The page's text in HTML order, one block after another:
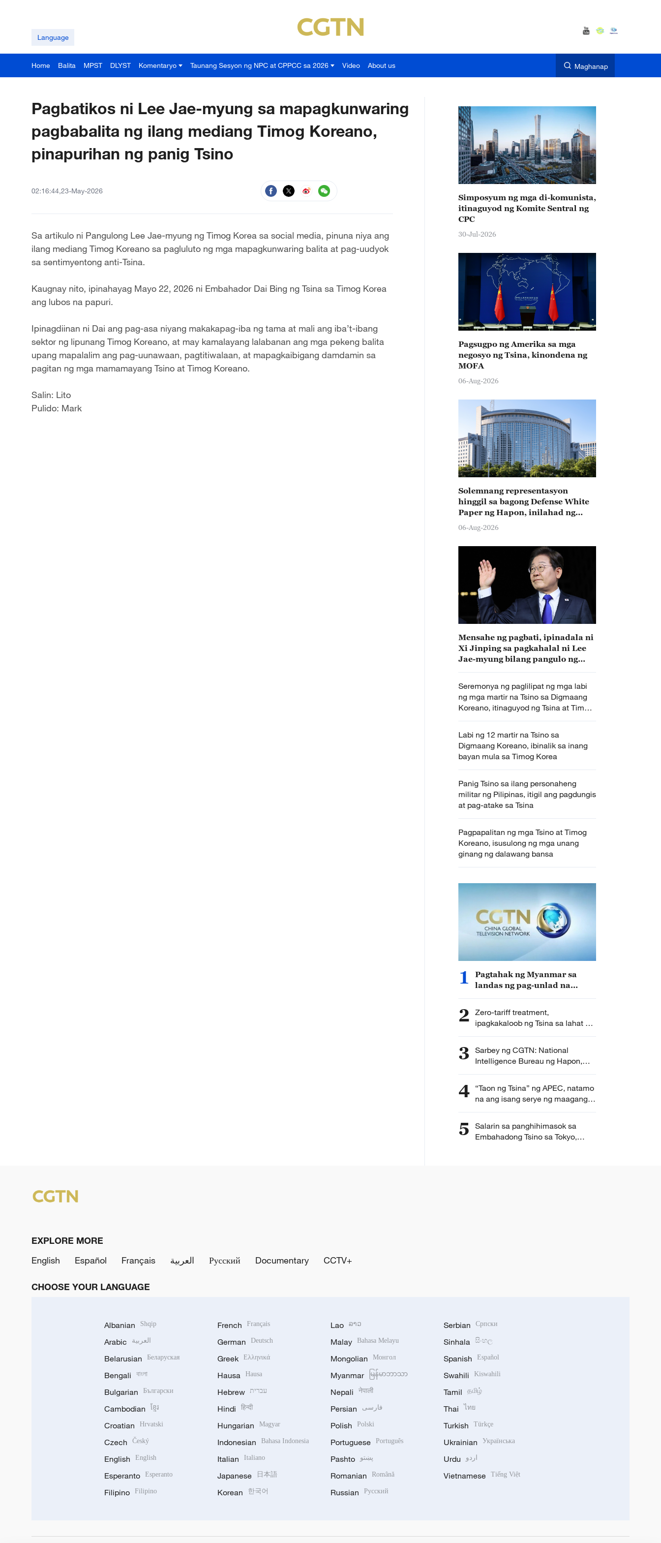
Language
Home Balita MPST DLYST Komentaryo Taunang Sesyon ng NPC at CPPCC sa 2026 Video About us Maghanap
Pagbatikos ni Lee Jae-myung sa mapagkunwaring
pagbabalita ng ilang mediang Timog Koreano,
pinapurihan ng panig Tsino
02:16:44,23-May-2026
Sa artikulo ni Pangulong Lee Jae-myung ng Timog Korea sa social media, pinuna niya ang
ilang mediang Timog Koreano sa pagluluto ng mga mapagkunwaring balita at pag-uudyok
sa sentimyentong anti-Tsina.
Kaugnay nito, ipinahayag Mayo 22, 2026 ni Embahador Dai Bing ng Tsina sa Timog Korea
ang lubos na papuri.
Ipinagdiinan ni Dai ang pag-asa niyang makakapag-iba ng tama at mali ang iba’t-ibang
sektor ng lipunang Timog Koreano, at may kamalayang lalabanan ang mga pekeng balita
upang mapalalim ang pag-uunawaan, pagtitiwalaan, at mapagkaibigang damdamin sa
pagitan ng mga mamamayang Tsino at Timog Koreano.
Salin: Lito
Pulido: Mark
Simposyum ng mga di-komunista,
itinaguyod ng Komite Sentral ng
CPC
30-Jul-2026
Pagsugpo ng Amerika sa mga
negosyo ng Tsina, kinondena ng
MOFA
06-Aug-2026
Solemnang representasyon
hinggil sa bagong Defense White
Paper ng Hapon, inilahad ng
Tsina
06-Aug-2026
Mensahe ng pagbati, ipinadala ni
Xi Jinping sa pagkahalal ni Lee
Jae-myung bilang pangulo ng
Seremonya ng paglilipat ng mga labi
ng mga martir na Tsino sa Digmaang
Koreano, itinaguyod ng Tsina at Timog
Korea
Labi ng 12 martir na Tsino sa
Digmaang Koreano, ibinalik sa inang
bayan mula sa Timog Korea
Panig Tsino sa ilang personaheng
militar ng Pilipinas, itigil ang pagdungis
at pag-atake sa Tsina
Pagpapalitan ng mga Tsino at Timog
Koreano, isusulong ng mga unang
ginang ng dalawang bansa
1
Pagtahak ng Myanmar sa
landas ng pag-unlad na
2 Zero-tariff treatment,
ipagkakaloob ng Tsina sa lahat ng
bansang Aprikano na may
3 Sarbey ng CGTN: National
Intelligence Bureau ng Hapon,
naitatag; institusyonalisasyon ng
4 “Taon ng Tsina” ng APEC, natamo
na ang isang serye ng maagang
pag-ani— MOFA
5
Salarin sa panghihimasok sa
Embahadong Tsino sa Tokyo,
EXPLORE MORE
English
Español Français العربية Русский Documentary CCTV+
CHOOSE YOUR LANGUAGE
Albanian Shqip
Arabic العربية
Belarusian Беларуская
Bengali বাংলা
Bulgarian Български
Cambodian ខ្មែរ
Croatian Hrvatski
Czech Český
English English
Esperanto Esperanto
Filipino Filipino
French Français
German Deutsch
Greek Ελληνικά
Hausa Hausa
Hebrew עברית
Hindi हिन्दी
Hungarian Magyar
Indonesian Bahasa Indonesia
Italian Italiano
Japanese 日本語
Korean 한국어
Lao ລາວ
Malay Bahasa Melayu
Mongolian Монгол
Myanmar မြန်မာဘာသာ
Nepali नेपाली
Persian فارسی
Polish Polski
Portuguese Português
Pashto پښتو
Romanian Română
Russian Русский
Serbian Српски
Sinhala සිංහල
Spanish Español
Swahili Kiswahili
Tamil தமிழ்
Thai ไทย
Turkish Türkçe
Ukrainian Українська
Urdu اردو
Vietnamese Tiếng Việt